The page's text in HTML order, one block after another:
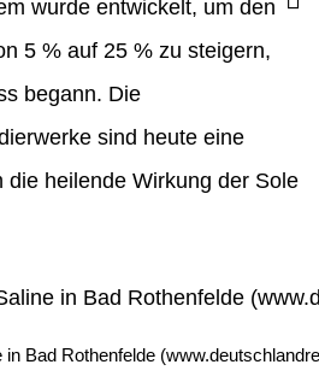
wurde entwickelt, um den
5 % auf 25 % zu steigern,
begann. Die
sind heute eine
die heilende Wirkung der Sole
Bad Rothenfelde